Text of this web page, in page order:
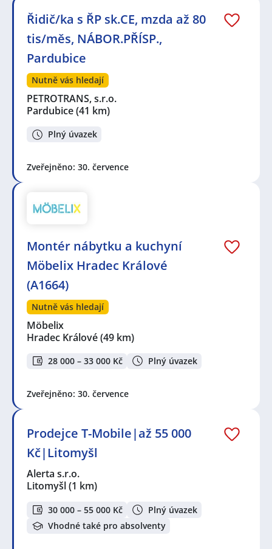
Řidič/ka s ŘP sk.CE, mzda až 80
tis/měs, NÁBOR.PŘÍSP.,
Pardubice
Nutně vás hledají
PETROTRANS, s.r.o.
Pardubice(41 km)
Plný úvazek
Zveřejněno: 30. července
Montér nábytku a kuchyní
Möbelix Hradec Králové
(A1664)
Nutně vás hledají
Möbelix
Hradec Králové(49 km)
28 000 – 33 000 Kč Plný úvazek
Zveřejněno: 30. července
Prodejce T-Mobile|až 55 000
Kč|Litomyšl
Alerta s.r.o.
Litomyšl(1 km)
30 000 – 55 000 Kč
Plný úvazek
Vhodné také pro absolventy